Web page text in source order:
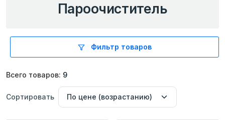
Пароочиститель
Фильтр товаров
Всего товаров: 9
Сортировать